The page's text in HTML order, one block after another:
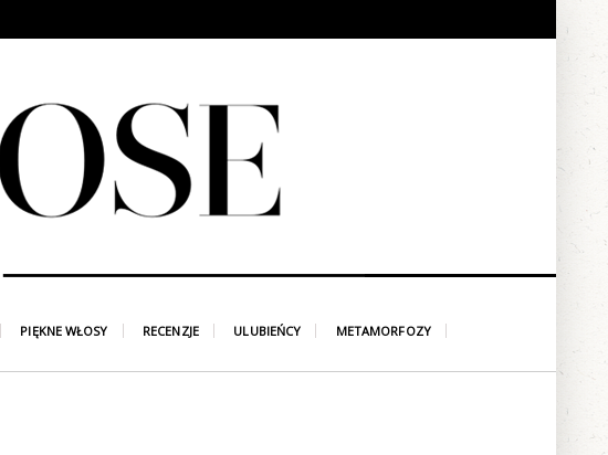
PIĘKNE WŁOSY RECENZJE ULUBIEŃCY METAMORFOZY